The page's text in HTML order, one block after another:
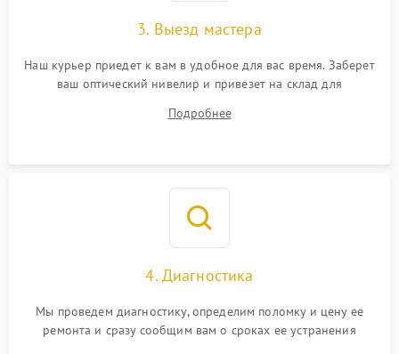
3. Выезд мастера
Наш курьер приедет к вам в удобное для вас время. Заберет
ваш оптический нивелир и привезет на склад для
Подробнее
4. Диагностика
Мы проведем диагностику, определим поломку и цену ее
ремонта и сразу сообщим вам о сроках ее устранения